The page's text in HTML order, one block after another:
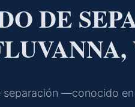
DE
separación —conocido